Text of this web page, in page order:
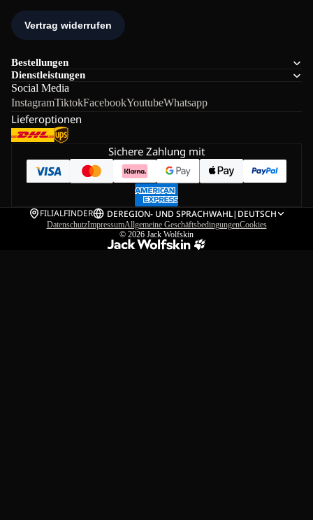
Bestellungen
Dienstleistungen
Social Media
InstagramTiktokFacebookYoutubeWhatsapp
Lieferoptionen
Sichere Zahlung mit
FILIALFINDER DEREGION- UND SPRACHWAHL| DEUTSCH
DatenschutzImpressumAllgemeine GeschäftsbedingungenCookies
© 2026 Jack Wolfskin